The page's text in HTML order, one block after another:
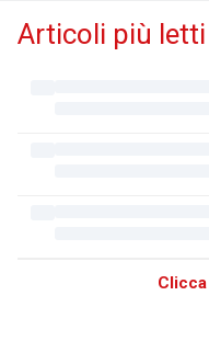
Articoli più letti